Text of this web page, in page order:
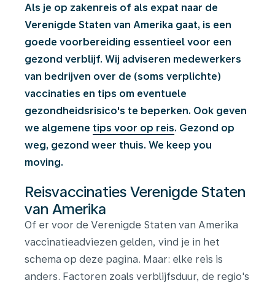
Als je op zakenreis of als expat naar de
Verenigde Staten van Amerika gaat, is een
goede voorbereiding essentieel voor een
gezond verblijf. Wij adviseren medewerkers
van bedrijven over de (soms verplichte)
vaccinaties en tips om eventuele
gezondheidsrisico's te beperken. Ook geven
we algemene tips voor op reis. Gezond op
weg, gezond weer thuis. We keep you
moving.
Reisvaccinaties Verenigde Staten
van Amerika
Of er voor de Verenigde Staten van Amerika
vaccinatieadviezen gelden, vind je in het
schema op deze pagina. Maar: elke reis is
anders. Factoren zoals verblijfsduur, de regio's